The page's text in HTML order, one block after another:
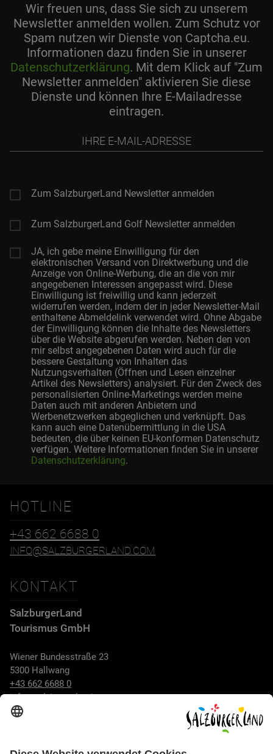
Wir freuen uns, dass Sie sich zu unserem
Newsletter anmelden wollen. Zum Schutz vor
Spam nutzen wir Dienste von Captcha.eu.
Informationen dazu finden Sie in unserer
Datenschutzerklärung. Mit dem Klick auf "Zum
Newsletter anmelden" aktivieren Sie diese
Dienste und können Ihre E-Mailadresse
eintragen.
Mail-
Zum SalzburgerLand Newsletter anmelden
Zum SalzburgerLand Golf Newsletter anmelden
JA, ich gebe meine Einwilligung für den
elektronischen Versand von Direktwerbung und die
Anzeige von Online-Werbung, die an die von mir
angegebenen Interessen angepasst wird. Diese
Einwilligung ist freiwillig und kann jederzeit
widerrufen werden, indem der in jeder Newsletter-Mail
enthaltene Abmeldelink verwendet wird. Ohne Abgabe
der Einwilligung können die Inhalte des Newsletters
über die Website abgerufen werden. Neben den von
mir selbst angegebenen Daten wird auch für die
bessere Gestaltung von Inhalten das
Nutzungsverhalten (Öffnen und Lesen einzelner
Artikel des Newsletters) analysiert. Für den Zweck des
personalisierten Online-Marketings werden meine
Daten auch mit anderen Anbietern und
Werbenetzwerken abgeglichen und verknüpft. Das
kann auch eine Datenübermittlung in die USA
bedeuten, die über keinen EU-konformen Datenschutz
verfügen. Weitere Informationen finden Sie in unserer
Datenschutzerklärung.
HOTLINE
+43 662 6688 0
INFO@SALZBURGERLAND.COM
KONTAKT
SalzburgerLand
Tourismus GmbH
Wiener Bundesstraße 23
5300 Hallwang
+43 662 6688 0
info@salzburgerland.com